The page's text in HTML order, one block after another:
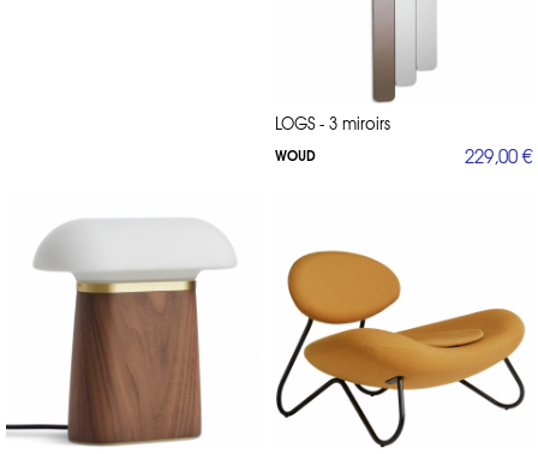
LOGS - 3 miroirs
WOUD 229,00 €